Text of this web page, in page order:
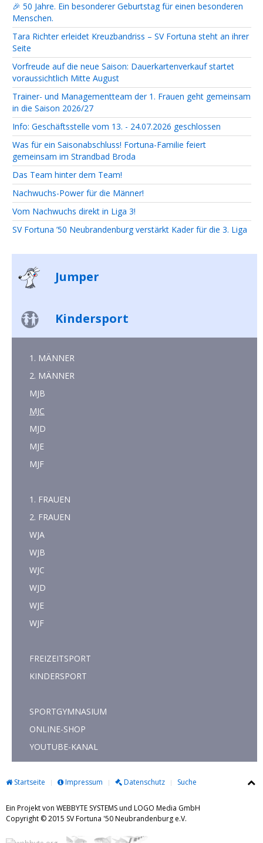
🎉 50 Jahre. Ein besonderer Geburtstag für einen besonderen
Menschen.
Tara Richter erleidet Kreuzbandriss – SV Fortuna steht an ihrer
Seite
Vorfreude auf die neue Saison: Dauerkartenverkauf startet
voraussichtlich Mitte August
Trainer- und Managementteam der 1. Frauen geht gemeinsam
in die Saison 2026/27
Info: Geschäftsstelle vom 13. - 24.07.2026 geschlossen
Was für ein Saisonabschluss! Fortuna-Familie feiert
gemeinsam im Strandbad Broda
Das Team hinter dem Team!
Nachwuchs-Power für die Männer!
Vom Nachwuchs direkt in Liga 3!
SV Fortuna ’50 Neubrandenburg verstärkt Kader für die 3. Liga
Jumper
Kindersport
1. MÄNNER
2. MÄNNER
MJB
MJC
MJD
MJE
MJF
1. FRAUEN
2. FRAUEN
WJA
WJB
WJC
WJD
WJE
WJF
FREIZEITSPORT
KINDERSPORT
SPORTGYMNASIUM
ONLINE-SHOP
YOUTUBE-KANAL
Startseite Impressum Datenschutz Suche
Ein Projekt von WEBBYTE SYSTEMS und LOGO Media GmbH
Copyright © 2015 SV Fortuna '50 Neubrandenburg e.V.